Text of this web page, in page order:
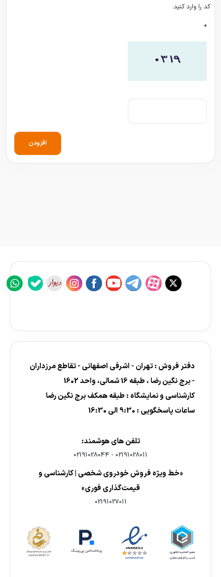
کد را وارد کنید:
*
افزودن
دفتر فروش : تهران - اشرفی اصفهانی - تقاطع مرزداران
- برج نگین رضا ، طبقه 16 شمالی، واحد 1602
کارشناسی و نمایشگاه : طبقه همکف برج نگین رضا
ساعات پاسخگویی : 9:30 الی 16:30
تلفن های هوشمند:
02191028011
-
02191028044
«خط ویژه فروش خودروی شخصی | کارشناسی و
قیمت‌گذاری فوری»
02191027011